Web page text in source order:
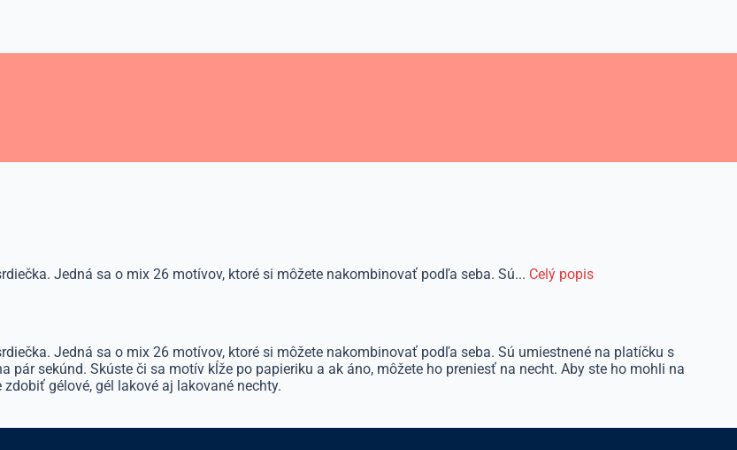
Jedná sa o mix 26 motívov, ktoré si môžete nakombinovať podľa seba. Sú... Celý popis
Jedná sa o mix 26 motívov, ktoré si môžete nakombinovať podľa seba. Sú umiestnené na platíčku s
pár sekúnd. Skúste či sa motív kĺže po papieriku a ak áno, môžete ho preniesť na necht. Aby ste ho mohli na
gélové, gél lakové aj lakované nechty.